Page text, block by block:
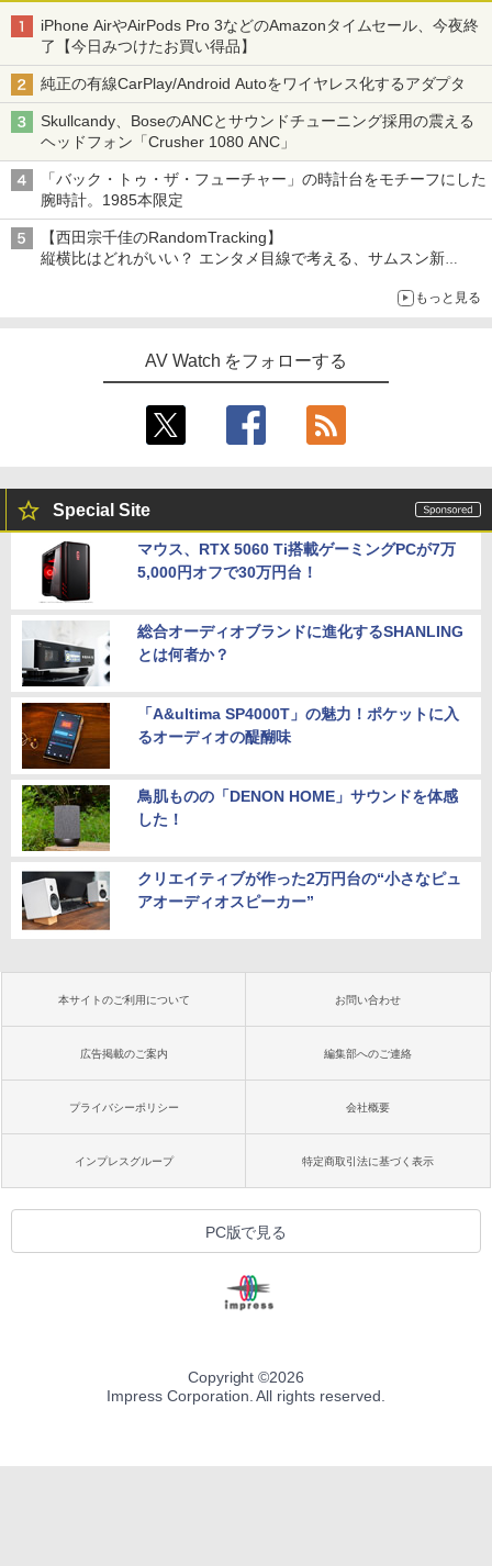
iPhone AirやAirPods Pro 3などのAmazonタイムセール、今夜終
了【今日みつけたお買い得品】
純正の有線CarPlay/Android Autoをワイヤレス化するアダプタ
Skullcandy、BoseのANCとサウンドチューニング採用の震える
ヘッドフォン「Crusher 1080 ANC」
「バック・トゥ・ザ・フューチャー」の時計台をモチーフにした
腕時計。1985本限定
【西田宗千佳のRandomTracking】
縦横比はどれがいい？ エンタメ目線で考える、サムスン新
もっと見る
AV Watch をフォローする
Special Site
マウス、RTX 5060 Ti搭載ゲーミングPCが7万
5,000円オフで30万円台！
総合オーディオブランドに進化するSHANLING
とは何者か？
「A&ultima SP4000T」の魅力！ポケットに入
るオーディオの醍醐味
鳥肌ものの「DENON HOME」サウンドを体感
した！
クリエイティブが作った2万円台の“小さなピュ
アオーディオスピーカー”
本サイトのご利用について お問い合わせ
広告掲載のご案内 編集部へのご連絡
プライバシーポリシー 会社概要
インプレスグループ 特定商取引法に基づく表示
PC版で見る
Copyright ©2026
Impress Corporation. All rights reserved.